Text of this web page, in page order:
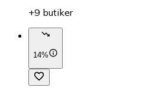
+9 butiker
14%